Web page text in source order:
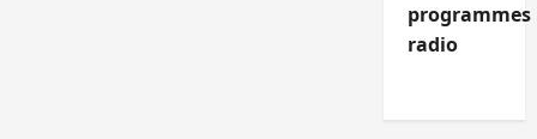
programmes
radio